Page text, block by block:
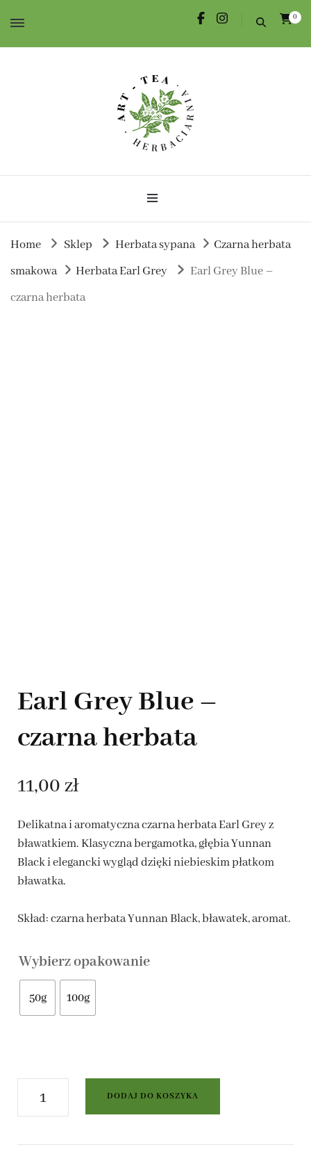
0
Herbaciarnia Art-Tea
Home Sklep Herbata sypana
Czarna herbata
smakowa
Herbata Earl Grey
Earl Grey Blue –
czarna herbata
Earl Grey Blue –
czarna herbata
11,00 zł
Delikatna i aromatyczna czarna herbata Earl Grey z
bławatkiem. Klasyczna bergamotka, głębia Yunnan
Black i elegancki wygląd dzięki niebieskim płatkom
bławatka.
Skład: czarna herbata Yunnan Black, bławatek, aromat.
Wybierz opakowanie
50g 100g
ilość
Earl
Grey
DODAJ DO KOSZYKA